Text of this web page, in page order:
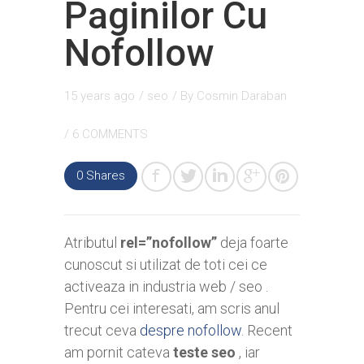
Paginilor Cu
Nofollow
15 years ago / seo / By Cosmin Daraban
/ 6 COMMENTS
0 Shares
Atributul rel=”nofollow” deja foarte
cunoscut si utilizat de toti cei ce
activeaza in industria web / seo .
Pentru cei interesati, am scris anul
trecut ceva despre nofollow . Recent
am pornit cateva teste seo , iar